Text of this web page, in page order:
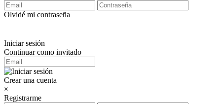
Olvidé mi contraseña
Iniciar sesión
Continuar como invitado
Crear una cuenta
×
Registrarme